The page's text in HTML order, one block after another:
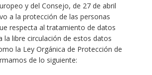
y del Consejo, de 27 de abril
a la protección de las personas
respecta al tratamiento de datos
la libre circulación de estos datos
la Ley Orgánica de Protección de
de lo siguiente: